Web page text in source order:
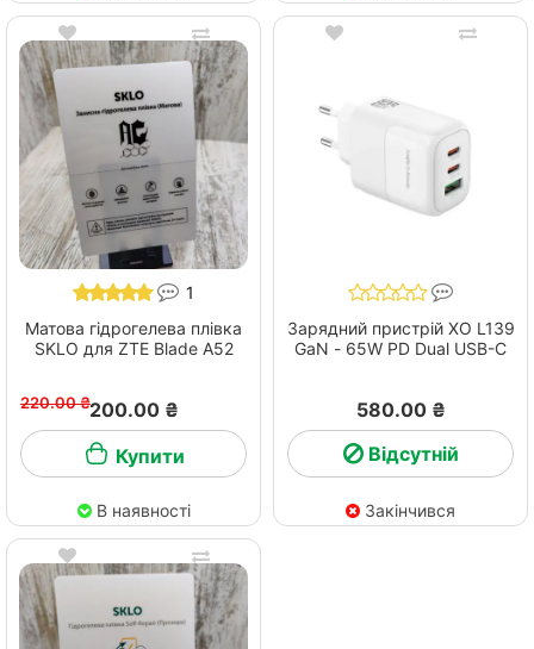
1
Матова гідрогелева плівка
SKLO для ZTE Blade A52
220.00 ₴200.00 ₴
Купити
В наявності
Зарядний пристрій XO L139
GaN - 65W PD Dual USB-C
580.00 ₴
Відсутній
Закінчився